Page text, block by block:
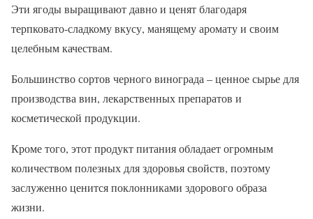
Эти ягоды выращивают давно и ценят благодаря
терпковато-сладкому вкусу, манящему аромату и своим
целебным качествам.
Большинство сортов черного винограда – ценное сырье для
производства вин, лекарственных препаратов и
косметической продукции.
Кроме того, этот продукт питания обладает огромным
количеством полезных для здоровья свойств, поэтому
заслуженно ценится поклонниками здорового образа
жизни.